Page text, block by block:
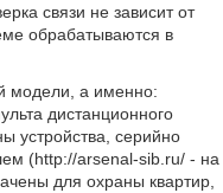
связи не зависит от
обрабатываются в
модели, а именно:
дистанционного
устройства, серийно
(http://arsenal-sib.ru/ - на
для охраны квартир,